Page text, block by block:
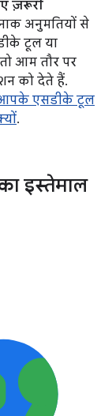
ज़रूरी
अनुमतियों से
टूल या
आम तौर पर
को देते हैं.
आपके एसडीके टूल
.
इस्तेमाल